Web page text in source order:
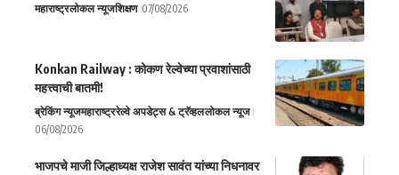
महाराष्ट्रलोकल न्यूजशिक्षण 07/08/2026
Konkan Railway : कोकण रेल्वेच्या प्रवाशांसाठी
महत्त्वाची बातमी!
ब्रेकिंग न्यूजमहाराष्ट्ररेल्वे अपडेट्स & ट्रॅव्हललोकल न्यूज
06/08/2026
भाजपचे माजी जिल्हाध्यक्ष राजेश सावंत यांच्या निधनावर